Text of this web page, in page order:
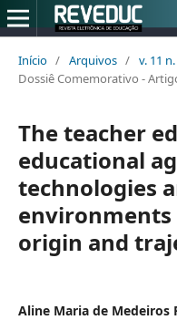
Início / Arquivos / v. 11
Dossiê Comemorativo -
The teacher
educational
technologies
environments
origin and
Aline Maria de Medeiros